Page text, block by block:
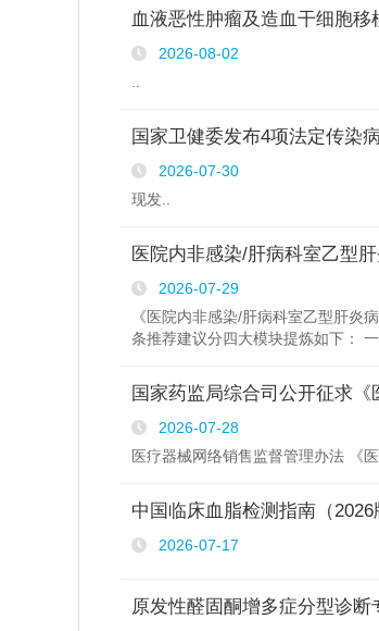
血液恶性肿瘤及造血干细胞
2026-08-02
..
国家卫健委发布4项法定传染
2026-07-30
现发..
医院内非感染/肝病科室乙型
2026-07-29
《医院内非感染/肝病科室乙型肝炎
条推荐建议分四大模块提炼如下：
国家药监局综合司公开征求
2026-07-28
医疗器械网络销售监督管理办法 《
中国临床血脂检测指南（2026
2026-07-17
原发性醛固酮增多症分型诊断